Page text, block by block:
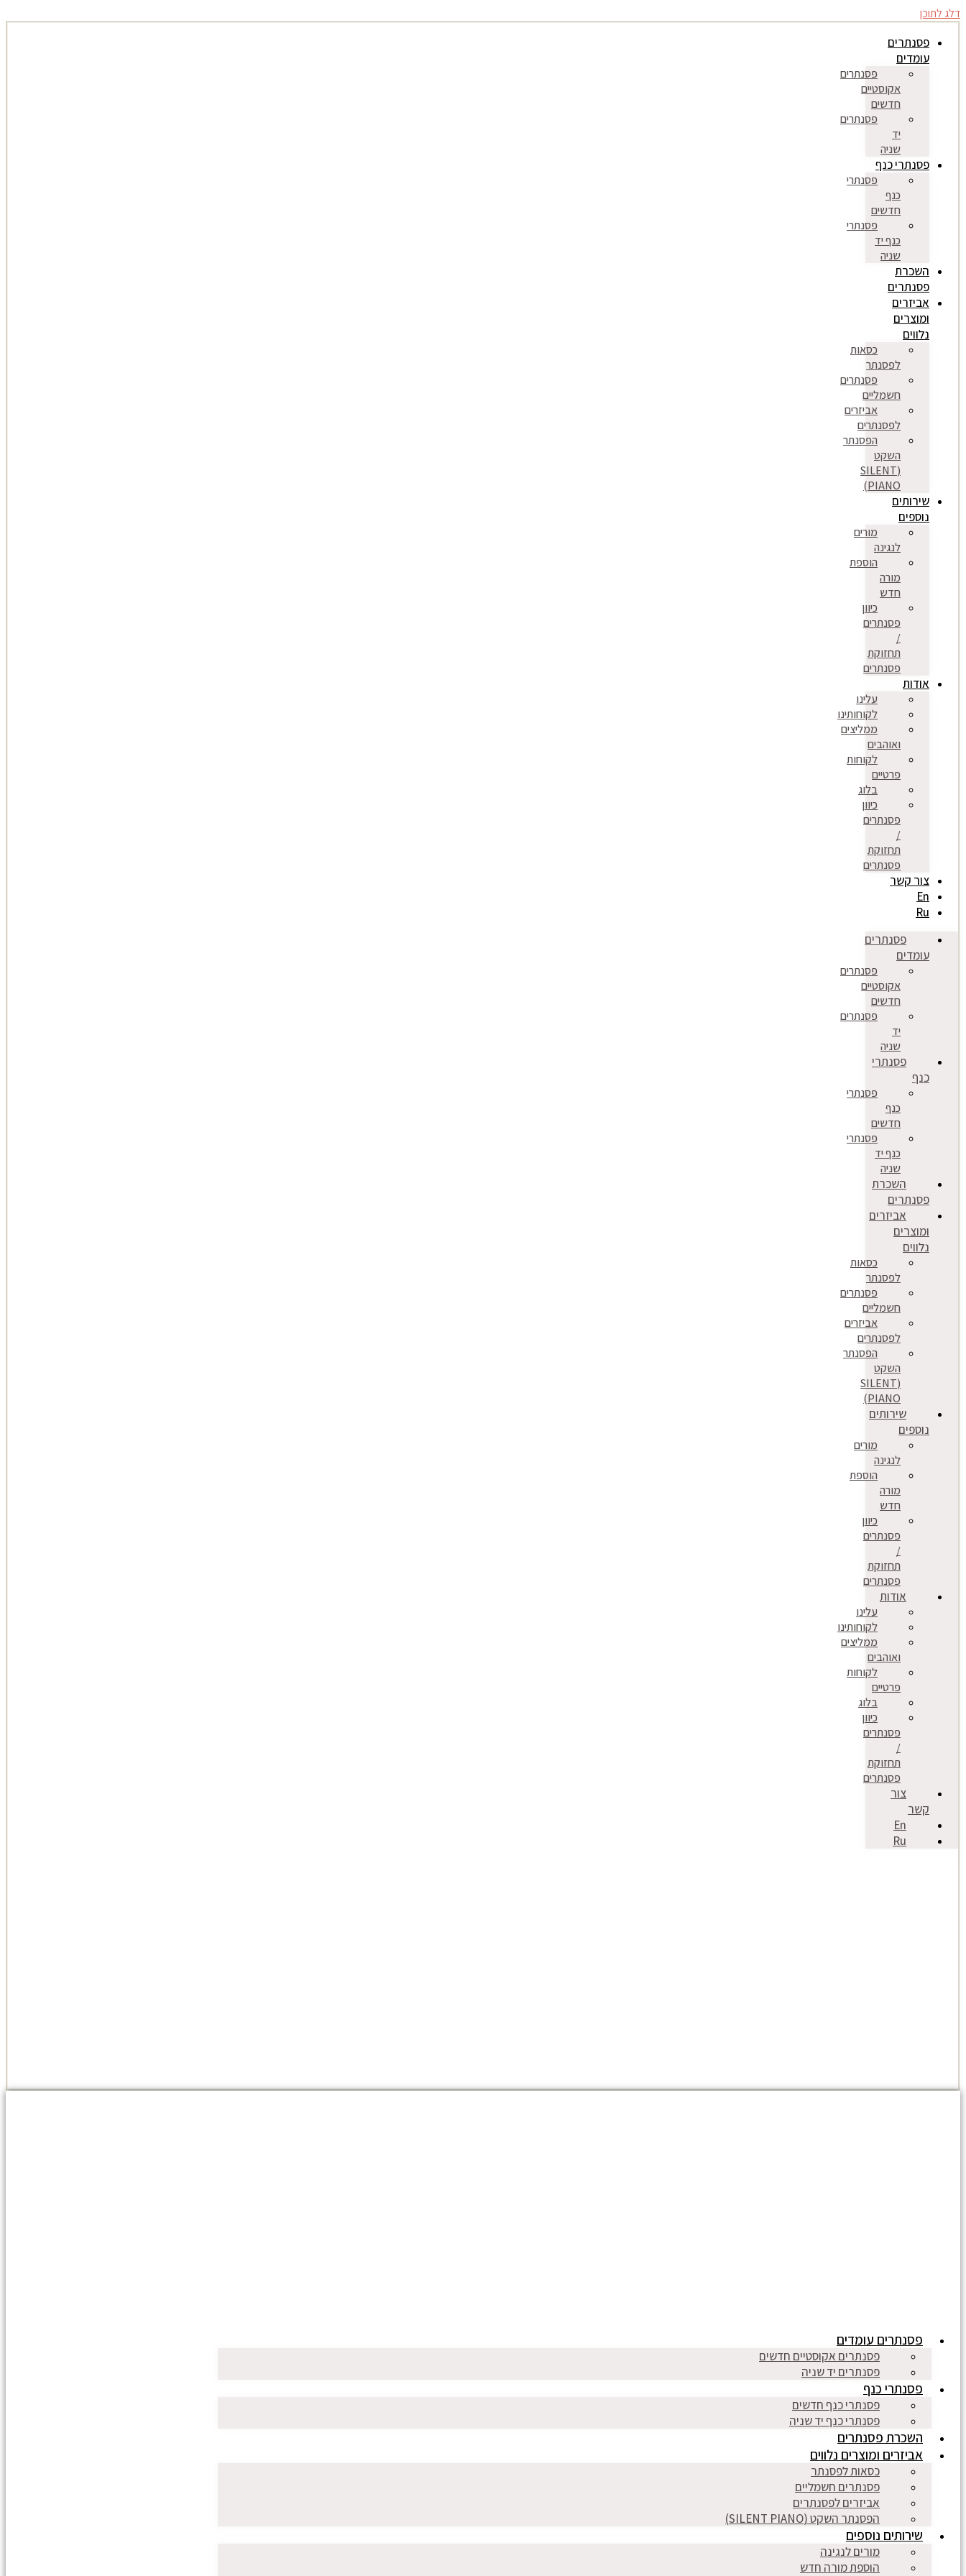
דלג לתוכן
פסנתרים
עומדים
פסנתרים
אקוסטיים
חדשים
פסנתרים
יד
שניה
פסנתרי כנף
פסנתרי
כנף
חדשים
פסנתרי
כנף יד
שניה
השכרת
פסנתרים
אביזרים
ומוצרים
נלווים
כסאות
לפסנתר
פסנתרים
חשמליים
אביזרים
לפסנתרים
הפסנתר
השקט
(SILENT
PIANO)
שירותים
נוספים
מורים
לנגינה
הוספת
מורה
חדש
כיוון
פסנתרים
/
תחזוקת
פסנתרים
אודות
עלינו
לקוחותינו
ממליצים
ואוהבים
לקוחות
פרטיים
בלוג
כיוון
פסנתרים
/
תחזוקת
פסנתרים
צור קשר
En
Ru
פסנתרים
עומדים
פסנתרים
אקוסטיים
חדשים
פסנתרים
יד
שניה
פסנתרי
כנף
פסנתרי
כנף
חדשים
פסנתרי
כנף יד
שניה
השכרת
פסנתרים
אביזרים
ומוצרים
נלווים
כסאות
לפסנתר
פסנתרים
חשמליים
אביזרים
לפסנתרים
הפסנתר
השקט
(SILENT
PIANO)
שירותים
נוספים
מורים
לנגינה
הוספת
מורה
חדש
כיוון
פסנתרים
/
תחזוקת
פסנתרים
אודות
עלינו
לקוחותינו
ממליצים
ואוהבים
לקוחות
פרטיים
בלוג
כיוון
פסנתרים
/
תחזוקת
פסנתרים
צור
קשר
En
Ru
פסנתרים עומדים
פסנתרים אקוסטיים חדשים
פסנתרים יד שניה
פסנתרי כנף
פסנתרי כנף חדשים
פסנתרי כנף יד שניה
השכרת פסנתרים
אביזרים ומוצרים נלווים
כסאות לפסנתר
פסנתרים חשמליים
אביזרים לפסנתרים
הפסנתר השקט (SILENT PIANO)
שירותים נוספים
מורים לנגינה
הוספת מורה חדש